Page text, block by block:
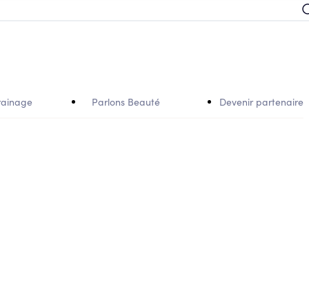
Parlons Beauté Devenir partenaire